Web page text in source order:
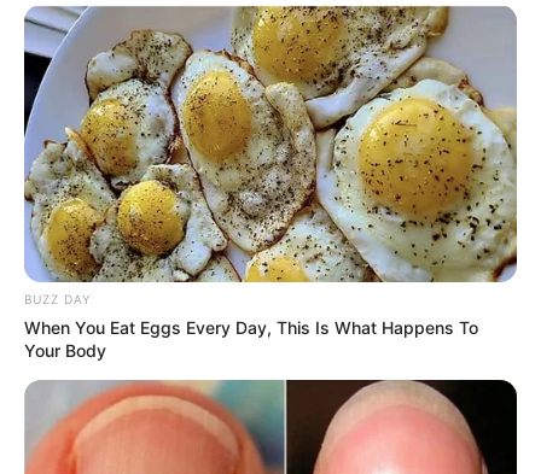
A casa que minha vó queria
BUZZ DAY
When You Eat Eggs Every Day, This Is What Happens To
Your Body